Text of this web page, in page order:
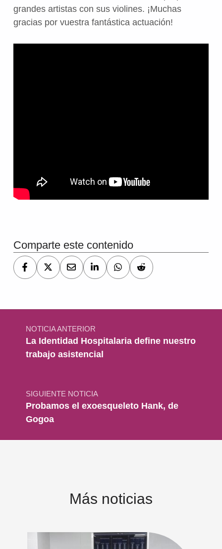
grandes artistas con sus violines. ¡Muchas
gracias por vuestra fantástica actuación!
Comparte este contenido
Navegación de entradas
NOTICIA ANTERIOR
La Identidad Hospitalaria define nuestro
trabajo asistencial
SIGUIENTE NOTICIA
Probamos el exoesqueleto Hank, de
Gogoa
Más noticias